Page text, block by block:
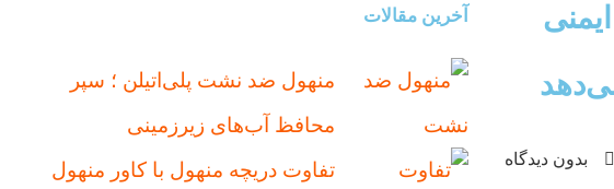
بدون دیدگاه
آخرین مقالات
منهول ضد نشت پلی‌اتیلن ؛ سپر
محافظ آب‌های زیرزمینی
تفاوت دریچه منهول با کاور منهول